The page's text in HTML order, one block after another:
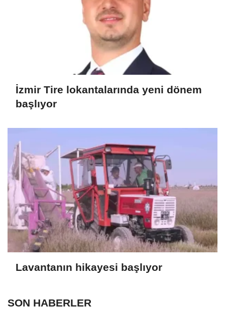
İzmir Tire lokantalarında yeni dönem
başlıyor
Lavantanın hikayesi başlıyor
SON HABERLER